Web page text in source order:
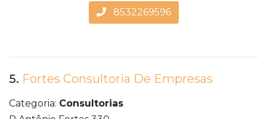
8532269596
5. Fortes Consultoria De Empresas
Categoria: Consultorias